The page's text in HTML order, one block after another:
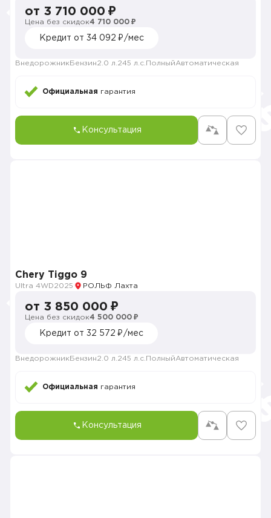
от 3 710 000 ₽
Цена без скидок4 710 000 ₽
Кредит от 34 092 ₽/мес
Внедорожник Бензин2.0 л. 245 л.с. ПолныйАвтоматическая
Официальная гарантия
Консультация
Chery Tiggo 9
Ultra 4WD2025 РОЛЬФ Лахта
от 3 850 000 ₽
Цена без скидок4 500 000 ₽
Кредит от 32 572 ₽/мес
Внедорожник Бензин2.0 л. 245 л.с. ПолныйАвтоматическая
Официальная гарантия
Консультация